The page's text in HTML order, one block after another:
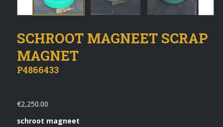
Verkoop
Contact Opnemen
SCHROOT MAGNEET SCRAP
MAGNET
P4866433
€2,250.00
schroot magneet